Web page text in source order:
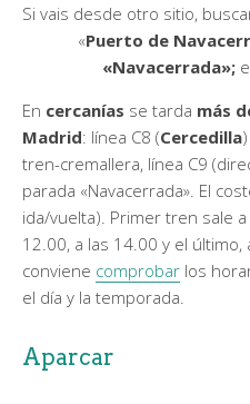
Si vais desde otro sitio,
«Puerto de
«Navacerrada»;
En cercanías se tarda más
Madrid: línea C8 (Cercedilla
tren-cremallera, línea C9
parada «Navacerrada». El
ida/vuelta). Primer tren sale
12.00, a las 14.00 y el último,
conviene comprobar los
el día y la temporada.
Aparcar